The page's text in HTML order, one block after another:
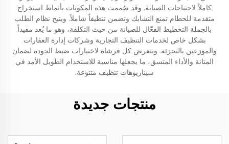
كاملاً لاحتياجات الصيانة. وقد صُممت هذه المكونات بأنماط استخراج
متقدمة للحطام تمنع التشابك وتضمن تنظيفاً شاملاً. ويتيح نظام الطلب
بالجملة التخطيط الفعّال للصيانة من حيث التكلفة، وهو ما يُعد مفيداً
بشكل خاص لخدمات التنظيف التجارية وشركات إدارة العقارات
والموزعين بالتجزئة. وتتعرض كل فرشاة لاختبارات ضبط الجودة لضمان
المتانة والأداء المتسق، ما يجعلها مناسبة للاستخدام الطويل الأمد في
سيناريوهات تنظيف متنوعة.
منتجات جديدة